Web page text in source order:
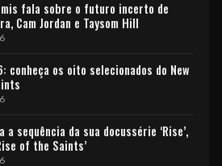
fala sobre o futuro incerto de
Cam Jordan e Taysom Hill
conheça os oito selecionados do New
a sequência da sua docussérie ‘Rise’,
of the Saints’